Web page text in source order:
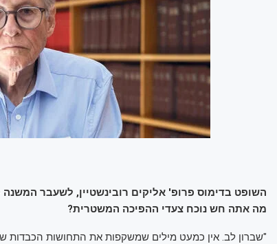
השופט בדימוס פרופ' אליקים רובינשטיין, לשעבר המשנה
מה אתה חש נוכח צעדי ההפיכה המשטרית?
"שברון לב. אין כמעט מילים שמשקפות את התחושות הכבדות